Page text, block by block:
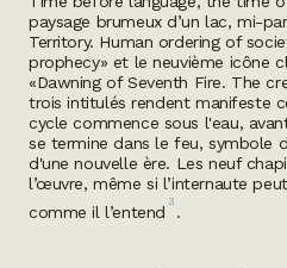
paysage brumeux d’un lac, mi-
Territory. Human ordering of
prophecy» et le neuvième icône
«Dawning of Seventh Fire. The
trois intitulés rendent manifeste
cycle commence sous l'eau,
se termine dans le feu, symbole
d'une nouvelle ère. Les neuf
l’œuvre, même si l’internaute
comme il l’entend
3
.